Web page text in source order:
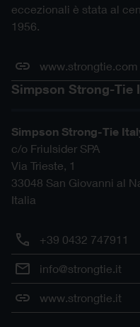
eccezionali è stata al
1956.
www.strongtie.com
Simpson Strong-Tie
Simpson Strong-Tie
c/o Friulsider SPA
Via Trieste, 1
33048 San Giovanni al
Italia
+39 0432 747911
info@strongtie.it
www.strongtie.it